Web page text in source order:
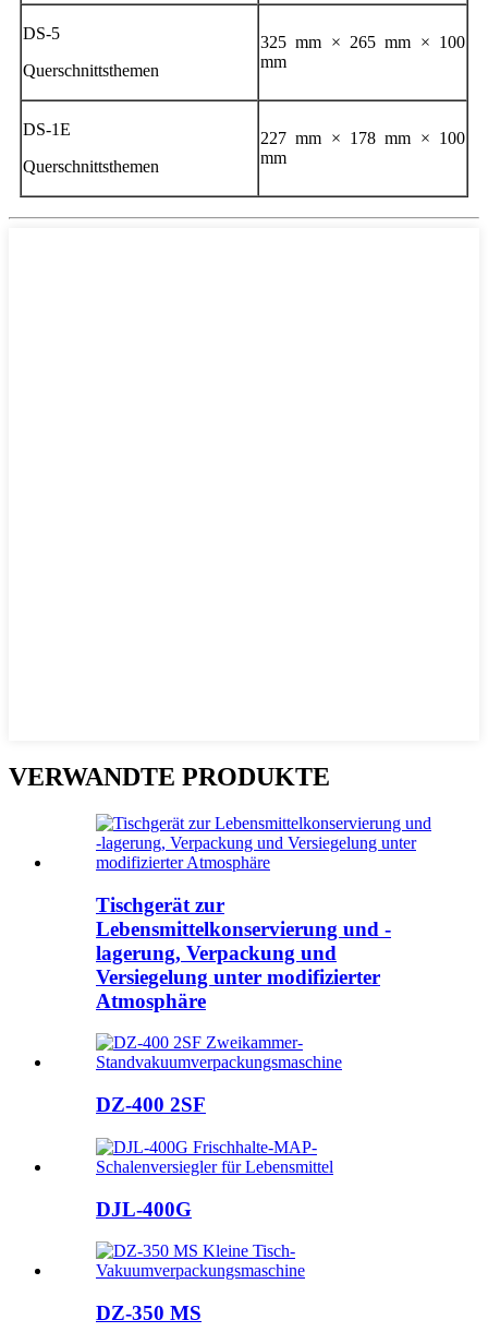
DS-5
Querschnittsthemen
325 mm × 265 mm × 100
mm
DS-1E
Querschnittsthemen
227 mm × 178 mm × 100
mm
VERWANDTE PRODUKTE
Tischgerät zur
Lebensmittelkonservierung und -
lagerung, Verpackung und
Versiegelung unter modifizierter
Atmosphäre
DZ-400 2SF
DJL-400G
DZ-350 MS